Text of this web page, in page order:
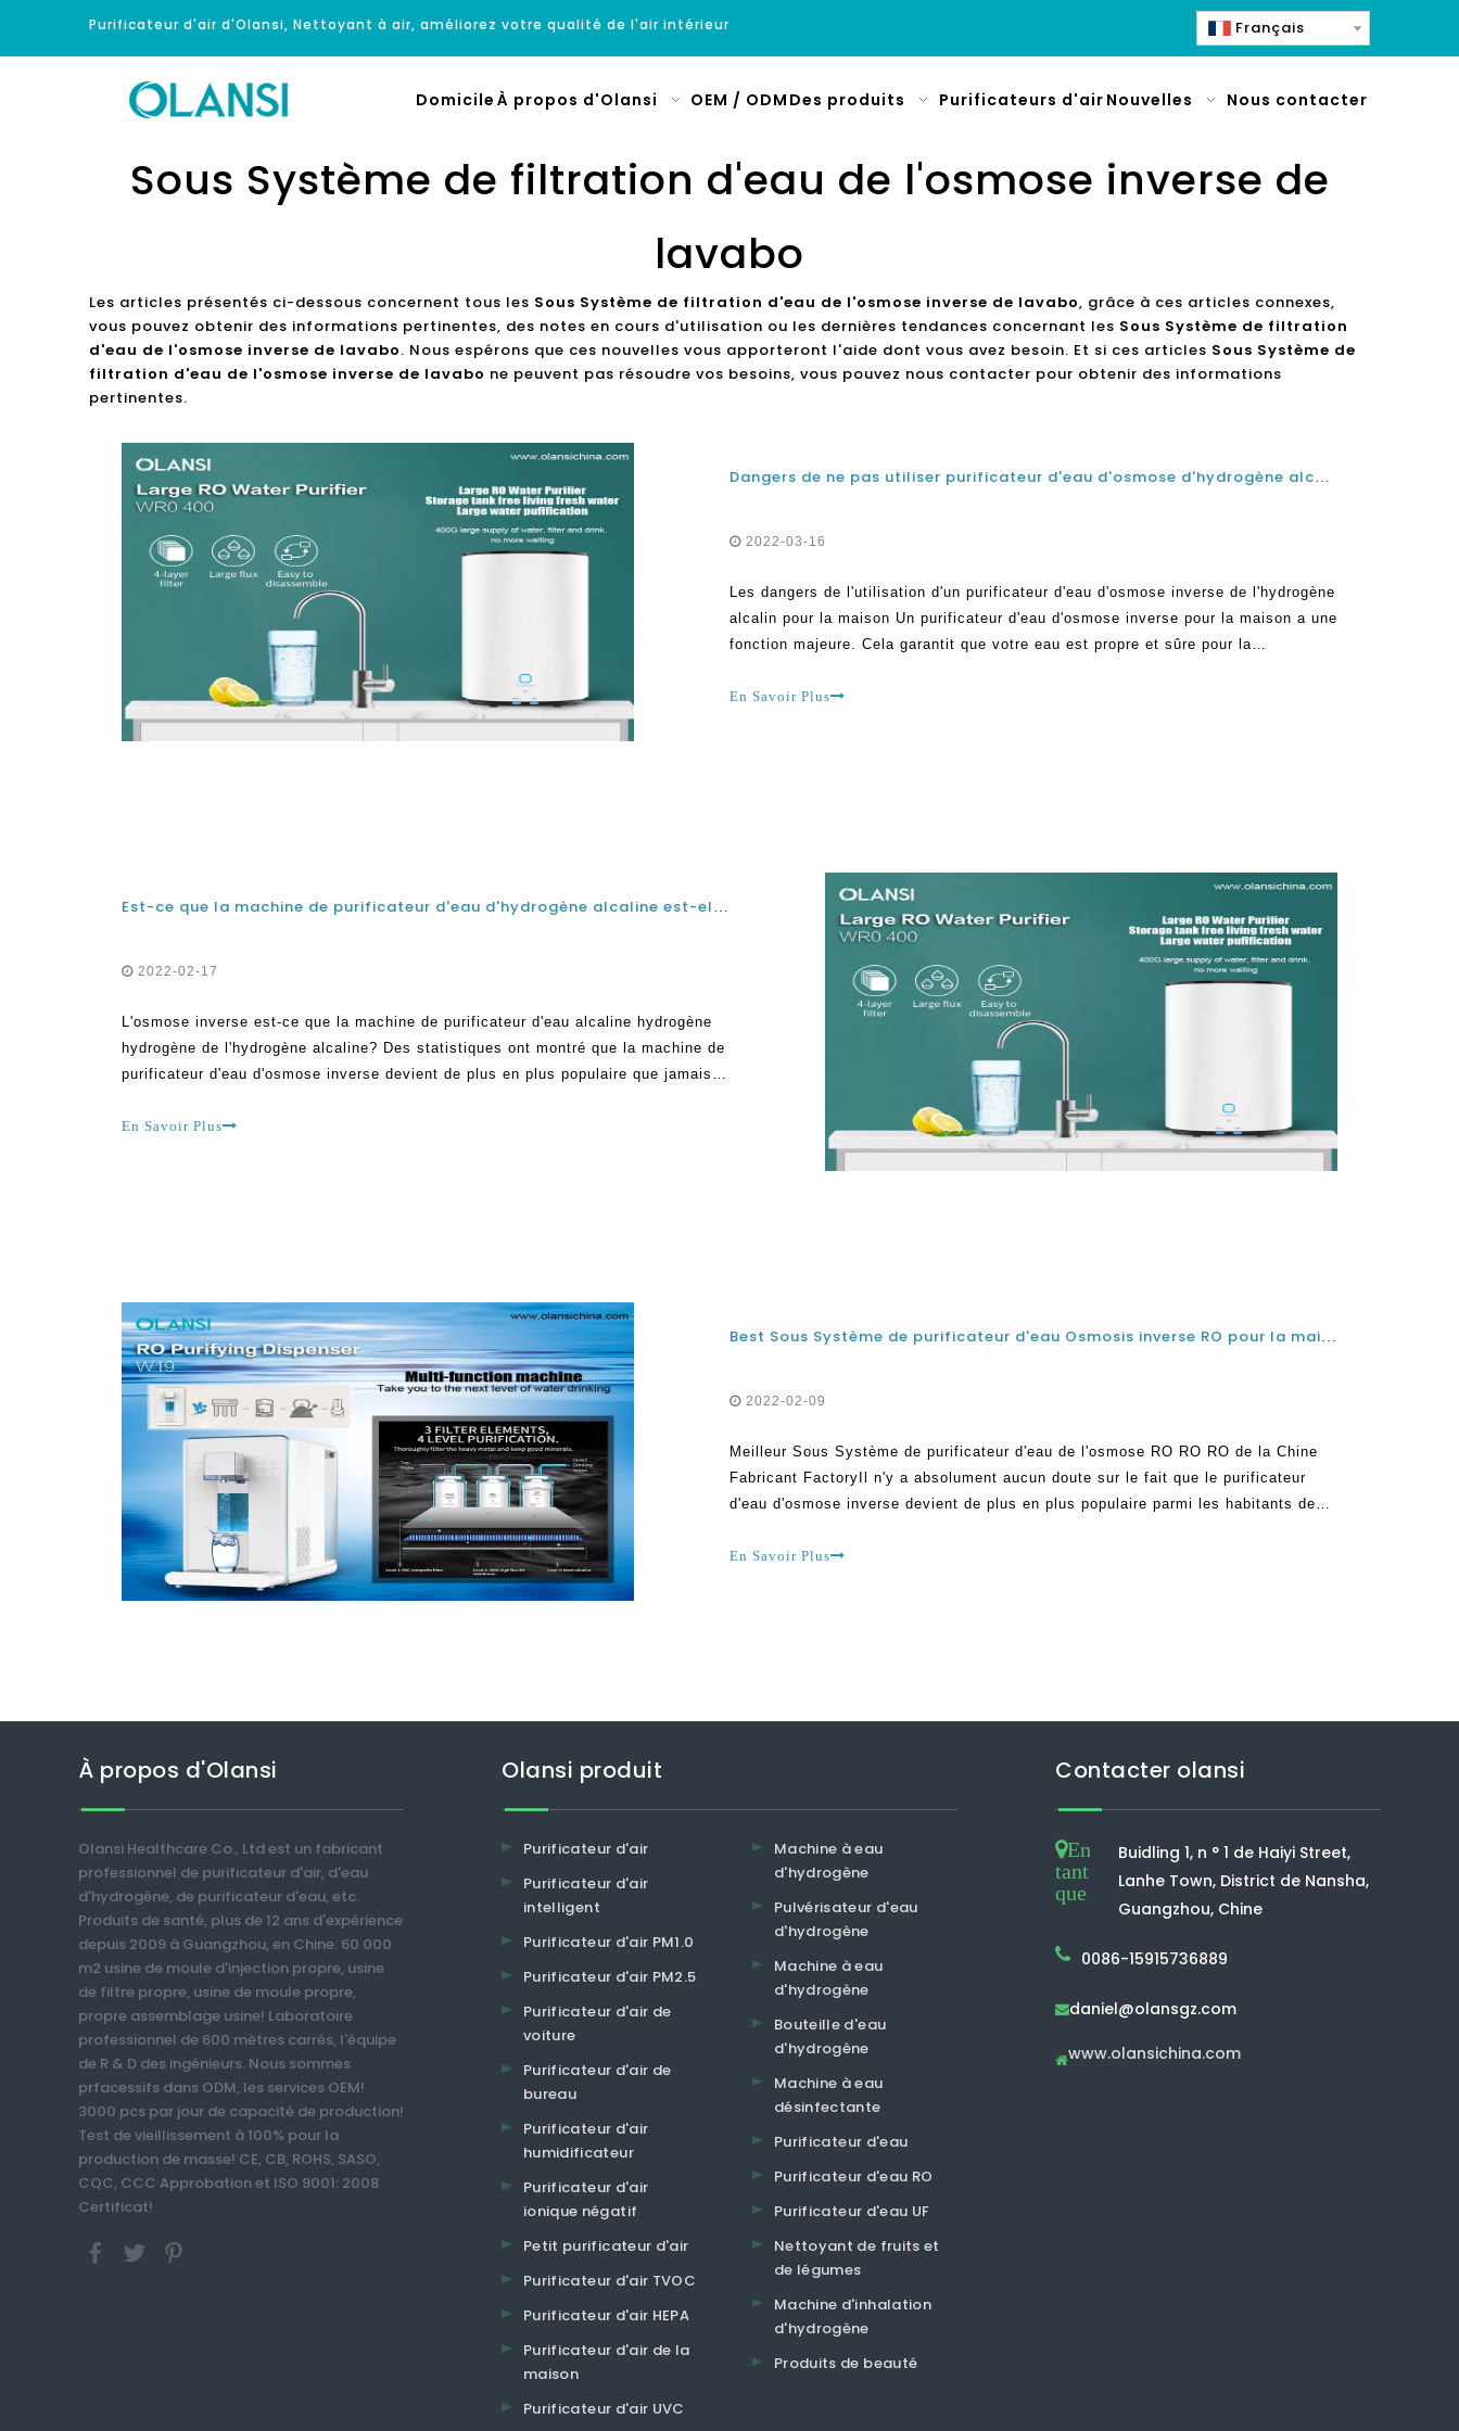
Purificateur d'air d'Olansi, Nettoyant à air, améliorez votre qualité de l'air intérieur Français
Domicile À propos d'Olansi OEM / ODM Des produits Purificateurs d'air Nouvelles Nous contacter
Sous Système de filtration d'eau de l'osmose inverse de
lavabo
Les articles présentés ci-dessous concernent tous les Sous Système de filtration d'eau de l'osmose inverse de lavabo, grâce à ces articles connexes,
vous pouvez obtenir des informations pertinentes, des notes en cours d'utilisation ou les dernières tendances concernant les Sous Système de filtration
d'eau de l'osmose inverse de lavabo. Nous espérons que ces nouvelles vous apporteront l'aide dont vous avez besoin. Et si ces articles Sous Système de
filtration d'eau de l'osmose inverse de lavabo ne peuvent pas résoudre vos besoins, vous pouvez nous contacter pour obtenir des informations
pertinentes.
Dangers de ne pas utiliser purificateur d'eau d'osmose d'hydrogène alcaline pour la maison
2022-03-16
Les dangers de l'utilisation d'un purificateur d'eau d'osmose inverse de l'hydrogène
alcalin pour la maison Un purificateur d'eau d'osmose inverse pour la maison a une
fonction majeure. Cela garantit que votre eau est propre et sûre pour la
comme le plomb, l'arsenic, le CHL
En Savoir Plus
Est-ce que la machine de purificateur d'eau d'hydrogène alcaline est-elle inverse?
2022-02-17
L'osmose inverse est-ce que la machine de purificateur d'eau alcaline hydrogène
hydrogène de l'hydrogène alcaline? Des statistiques ont montré que la machine de
purificateur d'eau d'osmose inverse devient de plus en plus populaire que jamais
ont d'abord frappé le marché, de nombreuses personnes étaient très sceptiques
En Savoir Plus
Best Sous Système de purificateur d'eau Osmosis inverse RO pour la maison du fabricant de la Chine usine
2022-02-09
Meilleur Sous Système de purificateur d'eau de l'osmose RO RO RO de la Chine
Fabricant FactoryIl n'y a absolument aucun doute sur le fait que le purificateur
d'eau d'osmose inverse devient de plus en plus populaire parmi les habitants de
En Savoir Plus
À propos d'Olansi
Olansi Healthcare Co., Ltd est un fabricant
professionnel de purificateur d'air, d'eau
d'hydrogène, de purificateur d'eau, etc.
Produits de santé, plus de 12 ans d'expérience
depuis 2009 à Guangzhou, en Chine. 60 000
m2 usine de moule d'injection propre, usine
de filtre propre, usine de moule propre,
propre assemblage usine! Laboratoire
professionnel de 600 mètres carrés, l'équipe
de R & D des ingénieurs. Nous sommes
prfacessifs dans ODM, les services OEM!
3000 pcs par jour de capacité de production!
Test de vieillissement à 100% pour la
production de masse! CE, CB, ROHS, SASO,
CQC, CCC Approbation et ISO 9001: 2008
Certificat!
Olansi produit
Purificateur d'air
Purificateur d'air
intelligent
Purificateur d'air PM1.0
Purificateur d'air PM2.5
Purificateur d'air de
voiture
Purificateur d'air de
bureau
Purificateur d'air
humidificateur
Purificateur d'air
ionique négatif
Petit purificateur d'air
Purificateur d'air TVOC
Purificateur d'air HEPA
Purificateur d'air de la
maison
Purificateur d'air UVC
Machine à eau
d'hydrogène
Pulvérisateur d'eau
d'hydrogène
Machine à eau
d'hydrogène
Bouteille d'eau
d'hydrogène
Machine à eau
désinfectante
Purificateur d'eau
Purificateur d'eau RO
Purificateur d'eau UF
Nettoyant de fruits et
de légumes
Machine d'inhalation
d'hydrogène
Produits de beauté
Contacter olansi
En
tant
que
Buidling 1, n ° 1 de Haiyi Street,
Lanhe Town, District de Nansha,
Guangzhou, Chine
0086-15915736889
daniel@olansgz.com
www.olansichina.com